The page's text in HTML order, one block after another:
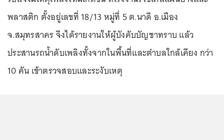
พลาสติก ตั้งอยู่เลขที่ 18/13 หมู่ที่ 5 ต.นาดี อ.เมือง
จ.สมุทรสาคร จึงได้รายงานให้ผู้บังคับบัญชาทราบ แล้ว
ประสานรถน้ำดับเพลิงทั้งจากในพื้นที่และตำบลใกล้เคียง กว่า
10 คัน เข้าตรวจสอบและระงับเหตุ